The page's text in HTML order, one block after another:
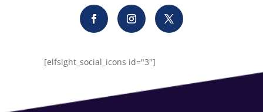
[elfsight_social_icons id="3"]